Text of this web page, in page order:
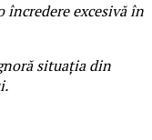
excesivă în
situația din